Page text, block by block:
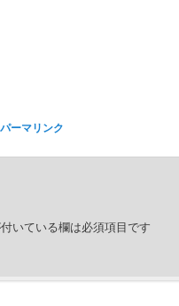
パーマリンク
いている欄は必須項目です